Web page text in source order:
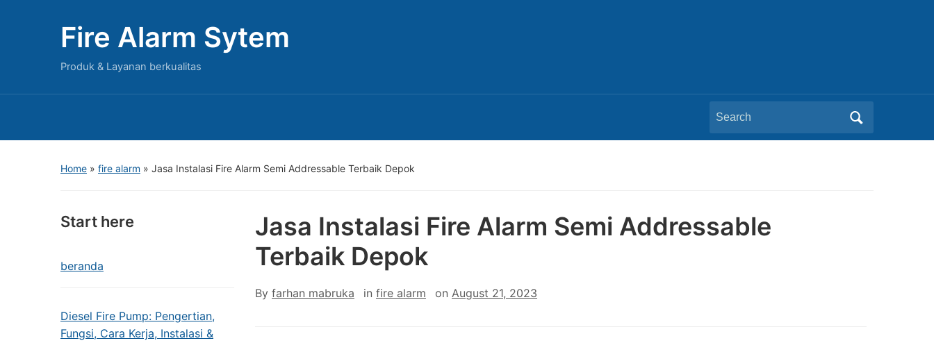
Fire Alarm Sytem
Produk & Layanan berkualitas
Search
for:
Home » fire alarm » Jasa Instalasi Fire Alarm Semi Addressable Terbaik Depok
Start here
beranda
Diesel Fire Pump: Pengertian,
Fungsi, Cara Kerja, Instalasi &
Jasa Instalasi Fire Alarm Semi Addressable
Terbaik Depok
By farhan mabruka in fire alarm on August 21, 2023